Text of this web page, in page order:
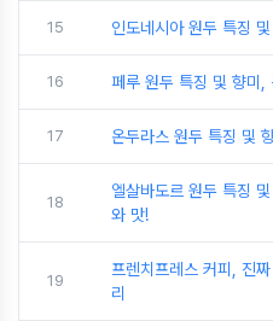
15 인도네시아 원두 특징
16 페루 원두 특징 및 향미,
17 온두라스 원두 특징 및
18
엘살바도르 원두 특징
와 맛!
19
프렌치프레스 커피, 진
리